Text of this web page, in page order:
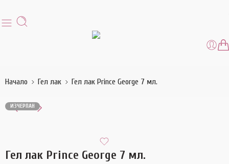
Начало Гел лак Гел лак Prince George 7 мл.
ИЗЧЕРПАН
Гел лак Prince George 7 мл.